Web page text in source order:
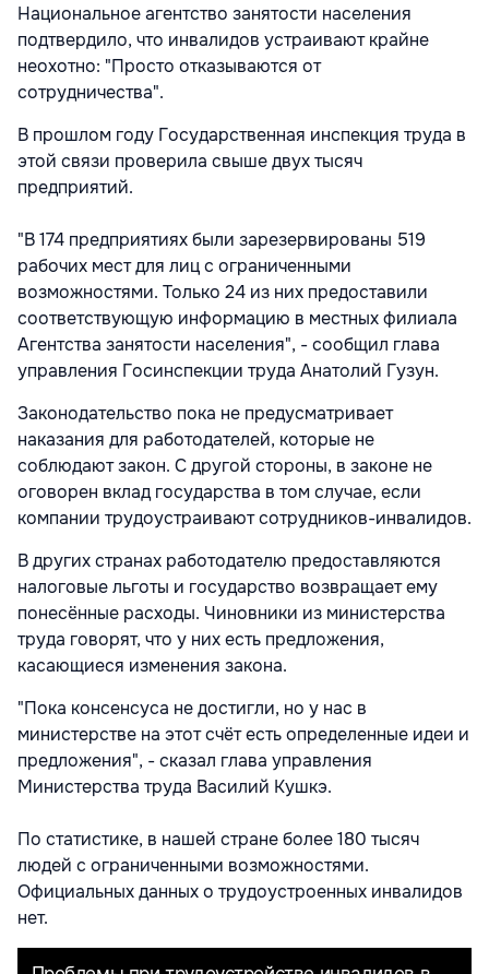
Национальное агентство занятости населения
подтвердило, что инвалидов устраивают крайне
неохотно: "Просто отказываются от
сотрудничества".
В прошлом году Государственная инспекция труда в
этой связи проверила свыше двух тысяч
предприятий.
"В 174 предприятиях были зарезервированы 519
рабочих мест для лиц с ограниченными
возможностями. Только 24 из них предоставили
соответствующую информацию в местных филиала
Агентства занятости населения", - сообщил глава
управления Госинспекции труда Анатолий Гузун.
Законодательство пока не предусматривает
наказания для работодателей, которые не
соблюдают закон. С другой стороны, в законе не
оговорен вклад государства в том случае, если
компании трудоустраивают сотрудников-инвалидов.
В других странах работодателю предоставляются
налоговые льготы и государство возвращает ему
понесённые расходы. Чиновники из министерства
труда говорят, что у них есть предложения,
касающиеся изменения закона.
"Пока консенсуса не достигли, но у нас в
министерстве на этот счёт есть определенные идеи и
предложения", - сказал глава управления
Министерства труда Василий Кушкэ.
По статистике, в нашей стране более 180 тысяч
людей с ограниченными возможностями.
Официальных данных о трудоустроенных инвалидов
нет.